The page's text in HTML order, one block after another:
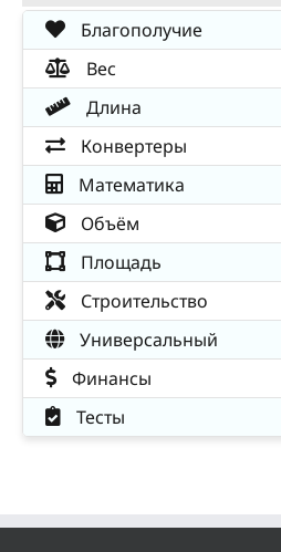
Благополучие
Вес
Длина
Конвертеры
Математика
Объём
Площадь
Строительство
Универсальный
Финансы
Тесты